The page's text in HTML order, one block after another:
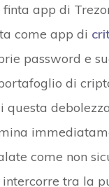
app di
come app di
password e
di
questa
come non
tra la